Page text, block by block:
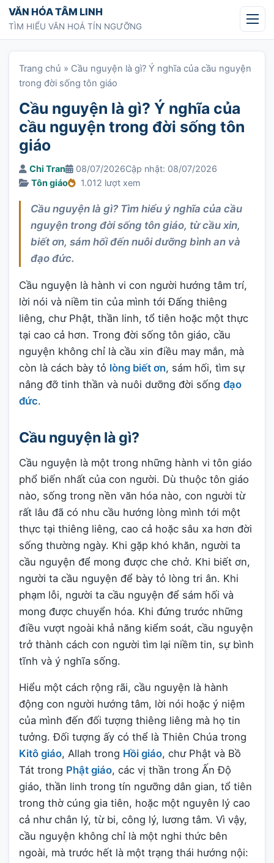
Chuyển tới nội dung
VĂN HÓA TÂM LINH
TÌM HIỂU VĂN HOÁ TÍN NGƯỠNG
Trang chủ » Cầu nguyện là gì? Ý nghĩa của cầu nguyện
trong đời sống tôn giáo
Cầu nguyện là gì? Ý nghĩa của
cầu nguyện trong đời sống tôn
giáo
Chi Tran 08/07/2026Cập nhật: 08/07/2026
Tôn giáo
1.012 lượt xem
Cầu nguyện là gì? Tìm hiểu ý nghĩa của cầu
nguyện trong đời sống tôn giáo, từ cầu xin,
biết ơn, sám hối đến nuôi dưỡng bình an và
đạo đức.
Cầu nguyện là hành vi con người hướng tâm trí,
lời nói và niềm tin của mình tới Đấng thiêng
liêng, chư Phật, thần linh, tổ tiên hoặc một thực
tại cao cả hơn. Trong đời sống tôn giáo, cầu
nguyện không chỉ là cầu xin điều may mắn, mà
còn là cách bày tỏ lòng biết ơn, sám hối, tìm sự
nâng đỡ tinh thần và nuôi dưỡng đời sống đạo
đức.
Cầu nguyện là gì?
Cầu nguyện là một trong những hành vi tôn giáo
phổ biến nhất của con người. Dù thuộc tôn giáo
nào, sống trong nền văn hóa nào, con người từ
rất lâu đã có nhu cầu hướng lòng mình tới một
thực tại thiêng liêng, cao cả hoặc sâu xa hơn đời
sống thường ngày. Khi gặp khó khăn, người ta
cầu nguyện để mong được che chở. Khi biết ơn,
người ta cầu nguyện để bày tỏ lòng tri ân. Khi
phạm lỗi, người ta cầu nguyện để sám hối và
mong được chuyển hóa. Khi đứng trước những
điều vượt ngoài khả năng kiểm soát, cầu nguyện
trở thành cách con người tìm lại niềm tin, sự bình
tĩnh và ý nghĩa sống.
Hiểu một cách rộng rãi, cầu nguyện là hành
động con người hướng tâm, lời nói hoặc ý niệm
của mình đến đối tượng thiêng liêng mà họ tin
tưởng. Đối tượng ấy có thể là Thiên Chúa trong
Kitô giáo, Allah trong Hồi giáo, chư Phật và Bồ
Tát trong Phật giáo, các vị thần trong Ấn Độ
giáo, thần linh trong tín ngưỡng dân gian, tổ tiên
trong thờ cúng gia tiên, hoặc một nguyên lý cao
cả như chân lý, từ bi, công lý, lương tâm. Vì vậy,
cầu nguyện không chỉ là một nghi thức bên
ngoài, mà trước hết là một trạng thái hướng nội: